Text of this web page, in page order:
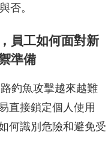
否。
員工如何面對新
準備
釣魚攻擊越來越難
直接鎖定個人使用
何識別危險和避免受